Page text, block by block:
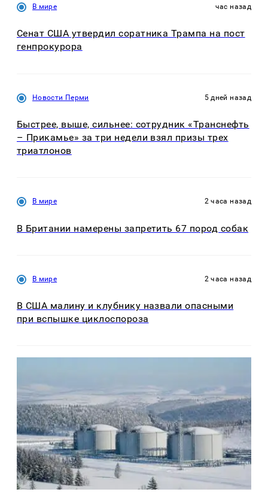
В мире час назад
Сенат США утвердил соратника Трампа на пост
генпрокурора
Новости Перми 5 дней назад
Быстрее, выше, сильнее: сотрудник «Транснефть
– Прикамье» за три недели взял призы трех
триатлонов
В мире 2 часа назад
В Британии намерены запретить 67 пород собак
В мире 2 часа назад
В США малину и клубнику назвали опасными
при вспышке циклоспороза